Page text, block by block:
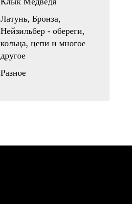
Латунь, Бронза,
Нейзильбер - обереги,
кольца, цепи и многое
другое
Разное